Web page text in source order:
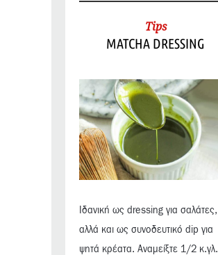
Tips
MATCHA DRESSING
Ιδανική ως dressing για σαλάτες,
αλλά και ως συνοδευτικό dip για
ψητά κρέατα. Αναμείξτε 1/2 κ.γλ.